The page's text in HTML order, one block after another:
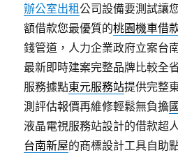
辦公室出租公司設備要測試讓
額借款您最優質的桃園機車借
錢管道，人力企業政府立案台
最新即時建案完整品牌比較全
服務據點東元服務站提供完整
測評估報價再維修輕鬆無負擔
液晶電視服務站設計的借款超
台南新屋的商標設計工具自助